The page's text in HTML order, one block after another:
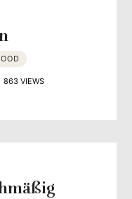
863 VIEWS